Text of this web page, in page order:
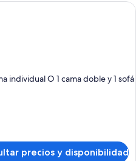
Una habitación de hotel con una
individual O 1 cama doble y 1 sofá
precios y disponibilidad